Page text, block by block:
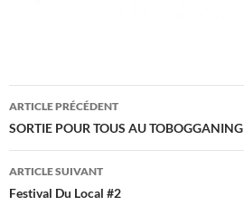
Navigation
des
articles
ARTICLE PRÉCÉDENT
SORTIE POUR TOUS AU TOBOGGANING
ARTICLE SUIVANT
Festival Du Local #2